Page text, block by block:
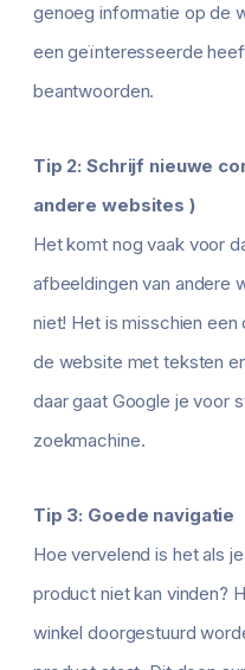
genoeg informatie op de
een geïnteresseerde
beantwoorden.
Tip 2: Schrijf nieuwe
andere websites )
Het komt nog vaak voor
afbeeldingen van andere
niet! Het is misschien
de website met teksten
daar gaat Google je voor
zoekmachine.
Tip 3: Goede navigatie
Hoe vervelend is het als
product niet kan vinden?
winkel doorgestuurd